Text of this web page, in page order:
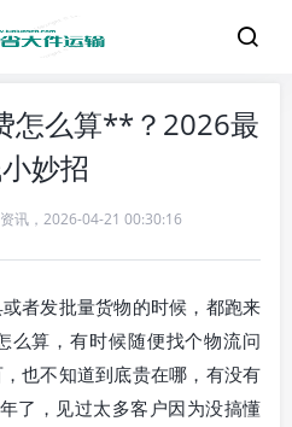
怎么算**？2026最
妙招
资讯 ， 2026-04-21 00:30:16
者发批量货物的时候，都跑来
么算，有时候随便找个物流问
也不知道到底贵在哪，有没有
了，见过太多客户因为没搞懂